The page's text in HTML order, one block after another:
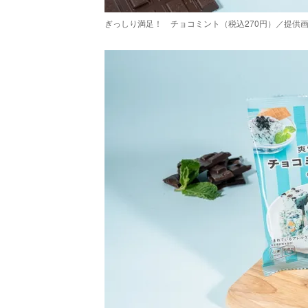
ぎっしり満足！ チョコミント（税込270円）／提供